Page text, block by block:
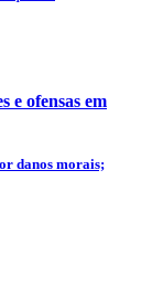
e ofensas em
danos morais;